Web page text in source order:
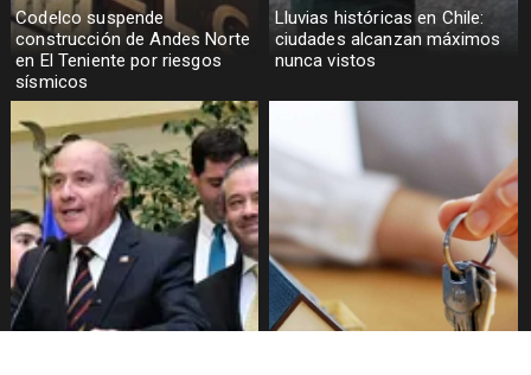
Codelco suspende
construcción de Andes Norte
en El Teniente por riesgos
sísmicos
Lluvias históricas en Chile:
ciudades alcanzan máximos
nunca vistos